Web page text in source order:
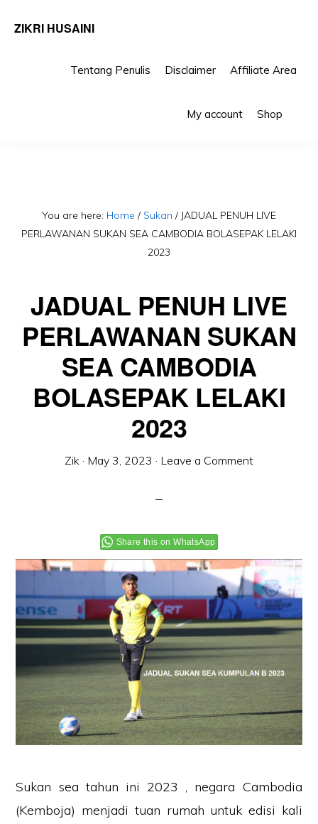
ZIKRI HUSAINI
Tentang Penulis Disclaimer Affiliate Area
My account Shop
You are here: Home / Sukan / JADUAL PENUH LIVE
PERLAWANAN SUKAN SEA CAMBODIA BOLASEPAK LELAKI
2023
JADUAL PENUH LIVE
PERLAWANAN SUKAN
SEA CAMBODIA
BOLASEPAK LELAKI
2023
Zik · May 3, 2023 · Leave a Comment
Share this on WhatsApp
Sukan sea tahun ini 2023 , negara Cambodia
(Kemboja) menjadi tuan rumah untuk edisi kali